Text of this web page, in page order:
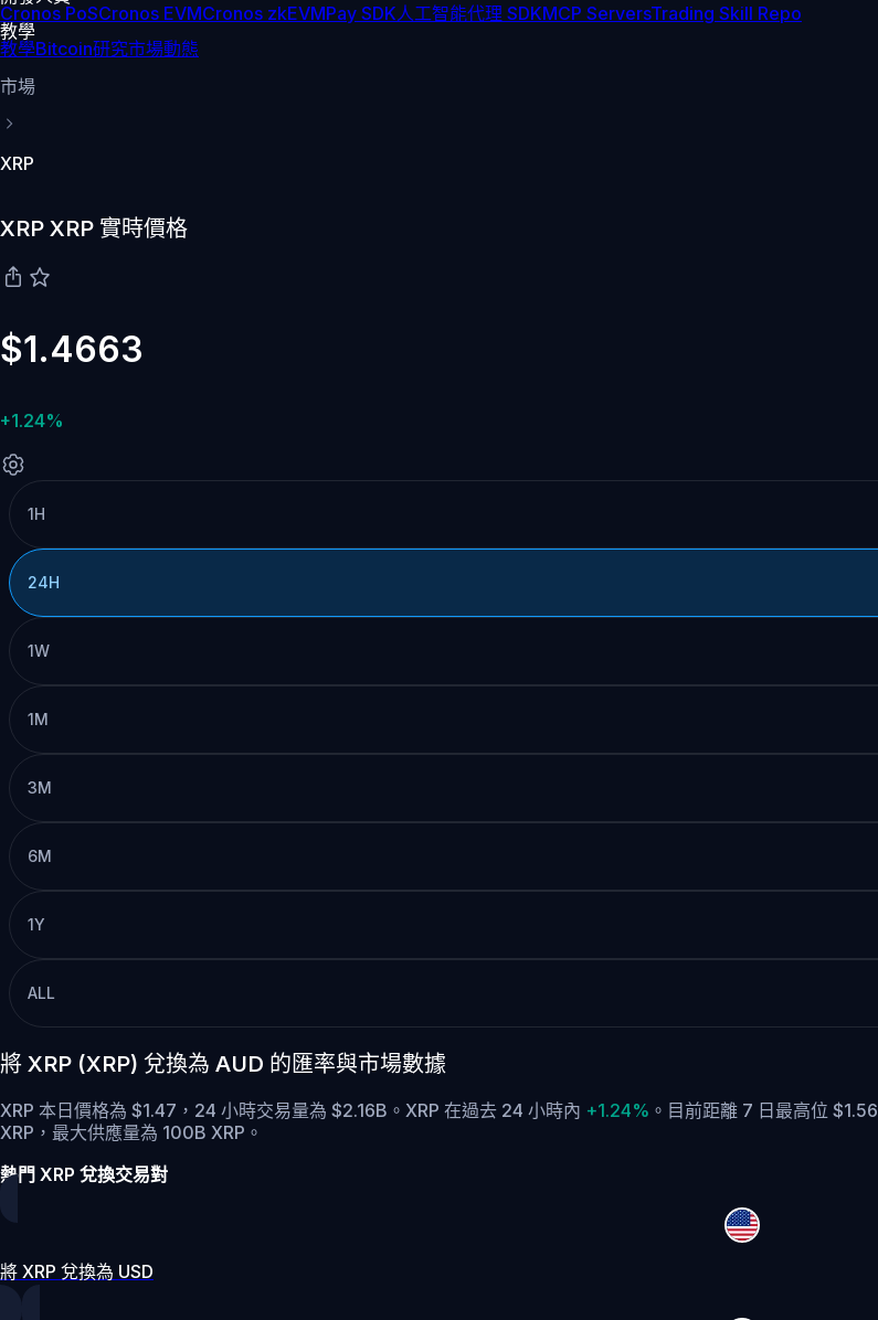
Cronos PoSCronos EVMCronos zkEVMPay SDK人工智能代理 SDKMCP ServersTrading Skill Repo
教學
教學Bitcoin研究市場動態
市場
XRP
XRP XRP 實時價格
$1.4663
+1.24%
1H
24H
1W
1M
3M
6M
1Y
ALL
將 XRP (XRP) 兌換為 AUD 的匯率與市場數據
XRP 本日價格為 $1.47，24 小時交易量為 $2.16B。XRP 在過去 24 小時內 +1.24% 。 目前距離 7 日最高位 $1.56
XRP，最大供應量為 100B XRP。
熱門 XRP 兌換交易對
將 XRP 兌換為 USD